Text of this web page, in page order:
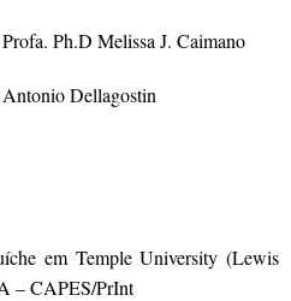
Ph.D Melissa J. Caimano
Dellagostin
em Temple University (Lewis
– CAPES/PrInt